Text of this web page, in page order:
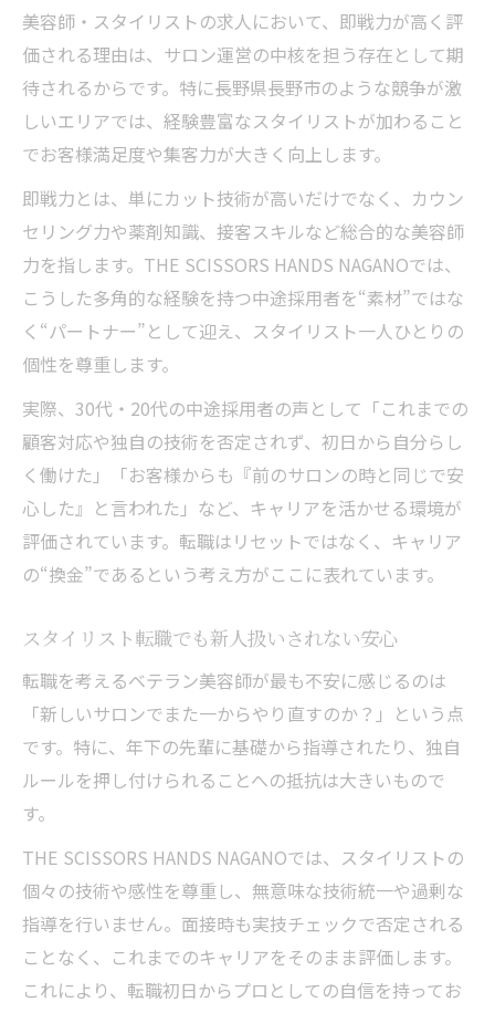
美容師・スタイリストの求人において、即戦力が高く評
価される理由は、サロン運営の中核を担う存在として期
待されるからです。特に長野県長野市のような競争が激
しいエリアでは、経験豊富なスタイリストが加わること
でお客様満足度や集客力が大きく向上します。
即戦力とは、単にカット技術が高いだけでなく、カウン
セリング力や薬剤知識、接客スキルなど総合的な美容師
力を指します。THE SCISSORS HANDS NAGANOでは、
こうした多角的な経験を持つ中途採用者を“素材”ではな
く“パートナー”として迎え、スタイリスト一人ひとりの
個性を尊重します。
実際、30代・20代の中途採用者の声として「これまでの
顧客対応や独自の技術を否定されず、初日から自分らし
く働けた」「お客様からも『前のサロンの時と同じで安
心した』と言われた」など、キャリアを活かせる環境が
評価されています。転職はリセットではなく、キャリア
の“換金”であるという考え方がここに表れています。
スタイリスト転職でも新人扱いされない安心
転職を考えるベテラン美容師が最も不安に感じるのは
「新しいサロンでまた一からやり直すのか？」という点
です。特に、年下の先輩に基礎から指導されたり、独自
ルールを押し付けられることへの抵抗は大きいもので
す。
THE SCISSORS HANDS NAGANOでは、スタイリストの
個々の技術や感性を尊重し、無意味な技術統一や過剰な
指導を行いません。面接時も実技チェックで否定される
ことなく、これまでのキャリアをそのまま評価します。
これにより、転職初日からプロとしての自信を持ってお